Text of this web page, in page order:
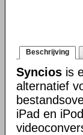
Beschrijving
Syncios is
alternatief
iPad en